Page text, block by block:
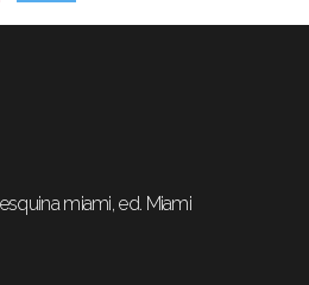
miami, ed. Miami